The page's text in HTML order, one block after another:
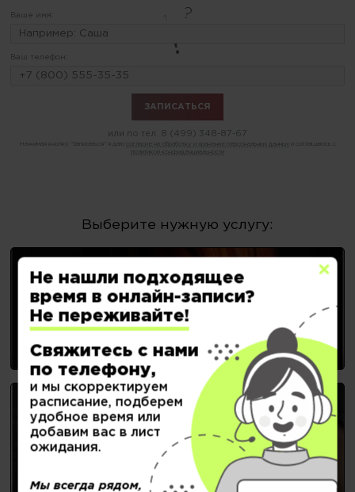
Ваше имя:
Ваш телефон:
или по тел. 8 (499) 348-87-67
Нажимая кнопку "Записаться" я даю согласие на обработку и хранение персональных данных
политикой конфиденциальности
Выберите нужную услугу:
ЖЕНСКИЕ СТРИЖКИ
НОГТЕВОЙ СЕРВИС
Не нашли подходящее
время в онлайн-записи?
Не переживайте!
Свяжитесь с нами
по телефону,
и мы скорректируем
расписание, подберем
удобное время или
добавим вас в лист
ожидания.
Мы всегда рядом,